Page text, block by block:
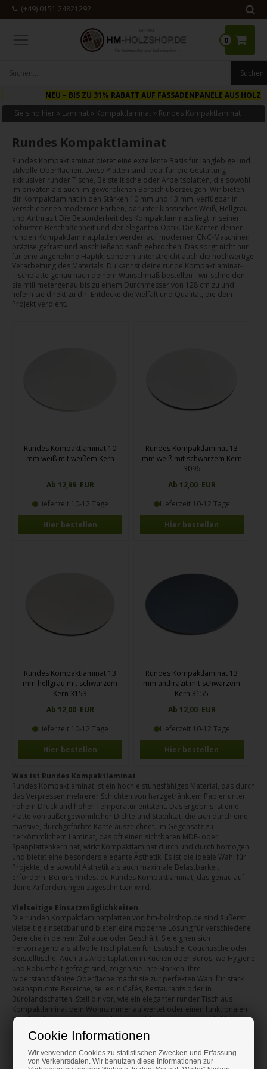
Cookie Informationen
Wir verwenden Cookies zu statistischen Zwecken und Erfassung
von Verkehrsdaten. Wir benutzen diese Informationen zur
(+49) 0151 24821292
0
– BIS ZU 31% RABATT AUF FASSADENPANELE AUS HOLZ
Sie sind hier » Laminat » Kompaktlaminat » Rundes Kompaktlaminat
Rundes Kompaktlaminat
Rundes Kompaktlaminat bietet eine exzellente Basis für langlebige und
stilvolle Oberflächen. Diese Platten sind ideal für die Gestaltung
exklusiver runder Tische, Beistelltische oder Arbeitsplatten, die sowohl
im privaten als auch im gewerblichen Bereich überzeugen. Wir bieten
dir Kompaktlaminat in den Stärken 10 mm und 13 mm, verfügbar in
verschiedenen modernen Farben, darunter klassisches Weiß, Hellgrau
und Anthrazit.Die Besonderheit des Kompaktlaminats liegt in seiner
robusten Beschaffenheit und der eleganten Optik. Die Kanten deiner
runden Kompaktlaminatplatten werden auf modernen CNC-Maschinen
präzise gefräst und anschließend sanft gebrochen. Das sorgt nicht nur
für eine angenehme Haptik, sondern unterstreicht auch die hochwertige
Verarbeitung des Materials. Du kannst deine runde Kompaktlaminat-
Tischplatte genau nach deinem Wunschmaß bestellen - wir schneiden
sie millimetergenau bis zu einem Durchmesser von 128 cm zu und
liefern sie direkt zu dir. Entdecke die Vielfalt und Qualität, die dein
Projekt verdient.
Rundes Kompaktlaminat 10
mm weiß mit weißem Kern
Ab 12,99 EUR
Lieferzeit 10-12 Tage
Hier bestellen
Rundes Kompaktlaminat 13
mm weiß mit schwarzem Kern
3096
Ab 12,00 EUR
Lieferzeit 10-12 Tage
Hier bestellen
Rundes Kompaktlaminat 13
mm hellgrau mit schwarzem
Kern 3153
Ab 12,00 EUR
Lieferzeit 10-12 Tage
Hier bestellen
Rundes Kompaktlaminat 13
mm anthrazit mit schwarzem
Kern 3155
Ab 12,00 EUR
Lieferzeit 10-12 Tage
Hier bestellen
Was ist Rundes Kompaktlaminat
Rundes Kompaktlaminat ist ein hochleistungsfähiges Material, das durch
das Verpressen mehrerer Schichten von harzgetränktem Papier unter
hohem Druck und hoher Temperatur entsteht. Das Ergebnis ist eine
Platte von außergewöhnlicher Dichte und Stabilität, die sich durch eine
massive, durchgefärbte Kante auszeichnet. Im Gegensatz zu
herkömmlichem Laminat, das oft einen sichtbaren MDF- oder
Spanplattenkern hat, wirkt Kompaktlaminat durch und durch homogen
und bietet eine besonders elegante Ästhetik. Es ist die ideale Wahl für
Projekte, die sowohl Ästhetik als auch maximale Belastbarkeit
erfordern. Bei uns findest du Rundes Kompaktlaminat, das genau auf
deine Anforderungen zugeschnitten wird.
Vielseitige Einsatzmöglichkeiten
Die runden Kompaktlaminatplatten von hm-holzshop.de sind äußerst
vielseitig einsetzbar und bieten eine moderne Lösung für verschiedene
Bereiche in deinem Zuhause oder Geschäft. Sie eignen sich
hervorragend als stilvolle Tischplatten für Esstische, Couchtische oder
Beistelltische. Auch als Arbeitsplatten in Küchen oder Büros, wo Hygiene
und Robustheit gefragt sind, zeigen sie ihre Stärken. Ihre
widerstandsfähige Oberfläche macht sie zur perfekten Wahl für stark
beanspruchte Bereiche, sei es in Cafés, Restaurants oder in
Bürolandschaften. Stell dir vor, wie ein eleganter runder Tisch aus
Kompaktlaminat dein Wohnzimmer aufwertet oder einen funktionalen
Mittelpunkt in deinem Arbeitsbereich bildet. Die Einsatzmöglichkeiten
sind fast grenzenlos.
Besondere Eigenschaften und Vorteile
Rundes Kompaktlaminat besticht durch eine Reihe überzeugender